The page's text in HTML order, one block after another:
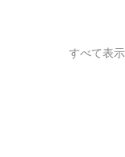
すべて表示